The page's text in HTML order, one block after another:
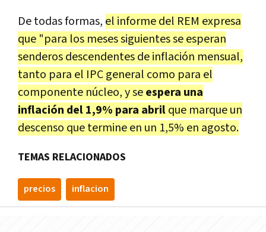
De todas formas, el informe del REM expresa
que "para los meses siguientes se esperan
senderos descendentes de inflación mensual,
tanto para el IPC general como para el
componente núcleo, y seespera una
inflación del 1,9% para abrilque marque un
descenso que termine en un 1,5% en agosto.
TEMAS RELACIONADOS
precios inflacion